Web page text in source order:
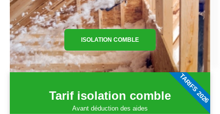
ISOLATION COMBLE
Tarif isolation comble
Avant déduction des aides
TARIFS 2026